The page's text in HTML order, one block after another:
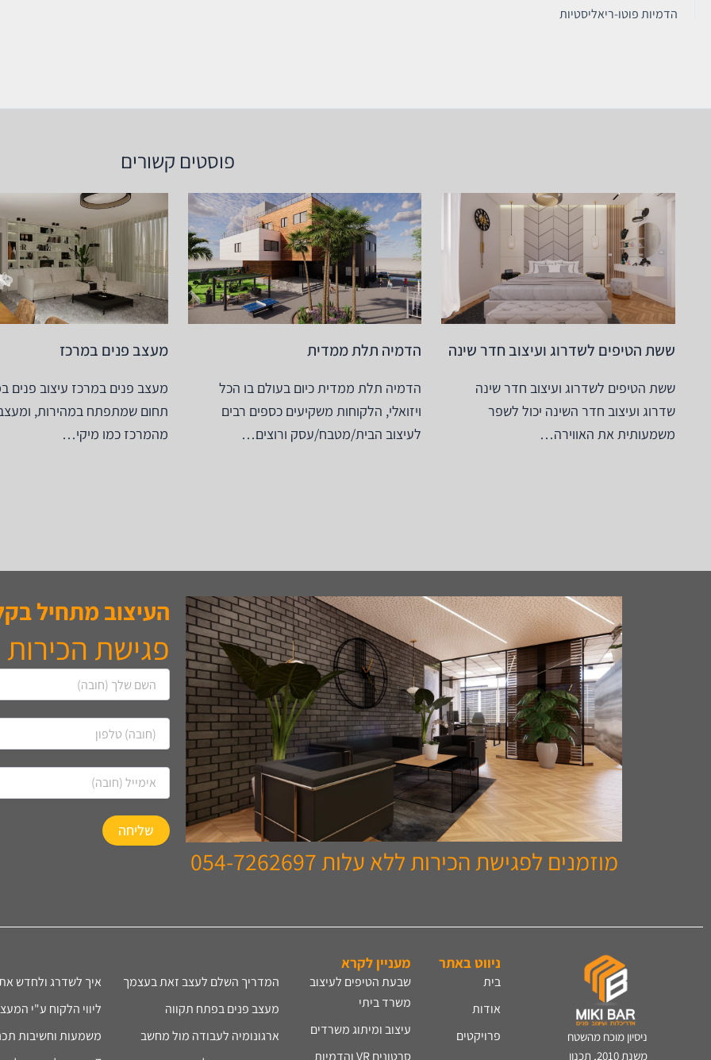
הדמיות פוטו-ריאליסטיות
פוסטים קשורים
ששת הטיפים לשדרוג ועיצוב חדר שינה
ששת הטיפים לשדרוג ועיצוב חדר שינה
שדרוג ועיצוב חדר השינה יכול לשפר
משמעותית את האווירה…
הדמיה תלת ממדית
הדמיה תלת ממדית כיום בעולם בו הכל
ויזואלי, הלקוחות משקיעים כספים רבים
לעיצוב הבית/מטבח/עסק ורוצים…
מעצב פנים במרכז
מעצב פנים במרכז עיצוב פנים
תחום שמתפתח במהירות,
מהמרכז כמו מיקי…
מוזמנים לפגישת הכירות ללא עלות 054-7262697
העיצוב מתחיל
פגישת
ניסיון מוכח מהשטח
משנת 2010, תכנון
ניווט באתר
בית
אודות
פרויקטים
מעניין לקרא
שבעת הטיפים לעיצוב
משרד ביתי​
עיצוב ומיתוג משרדים
סרטונים VR והדמיות
המדריך השלם לעצב זאת בעצמך
מעצב פנים בפתח תקווה
ארגונומיה לעבודה מול מחשב
איך לשדרג ולחדש
ליווי הלקוח ע"י
משמעות וחשיבות